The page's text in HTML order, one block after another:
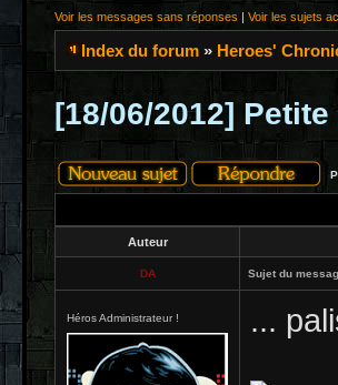
Voir les messages sans réponses | Voir les sujets
Index du forum » Heroes'
[18/06/2012]
Auteur
DA Sujet du
Héros Administrateur ! ...